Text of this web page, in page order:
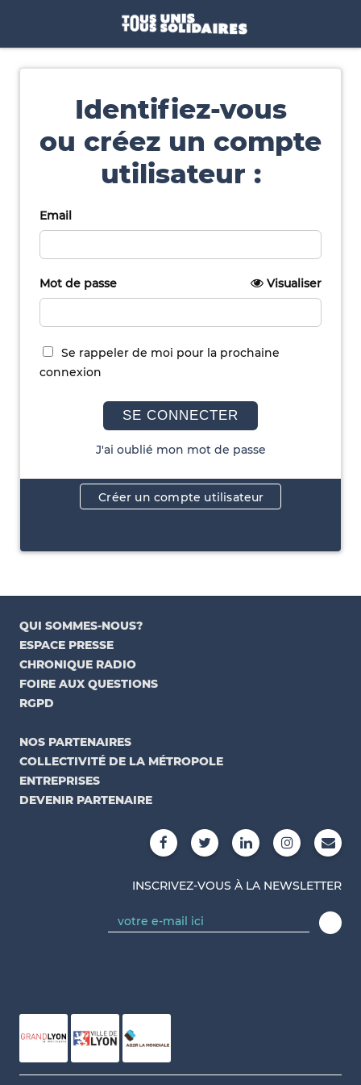
Identifiez-vous
ou créez un compte
utilisateur :
Email
Mot de passe Visualiser
Se rappeler de moi pour la prochaine
connexion
SE CONNECTER
J'ai oublié mon mot de passe
Créer un compte utilisateur
QUI SOMMES-NOUS?
ESPACE PRESSE
CHRONIQUE RADIO
FOIRE AUX QUESTIONS
RGPD
NOS PARTENAIRES
COLLECTIVITÉ DE LA MÉTROPOLE
ENTREPRISES
DEVENIR PARTENAIRE
INSCRIVEZ-VOUS À LA NEWSLETTER